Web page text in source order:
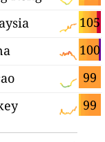
105
100
99
99